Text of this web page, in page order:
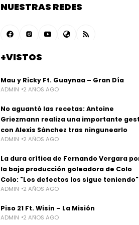
NUESTRAS REDES
+VISTOS
Mau y Ricky Ft. Guaynaa – Gran Día
ADMIN 2 AÑOS AGO
No aguantó las recetas: Antoine
Griezmann realiza una importante
con Alexis Sánchez tras ningunearlo
ADMIN 2 AÑOS AGO
La dura crítica de Fernando Vergara
la baja producción goleadora de Colo
Colo: "Los defectos los sigue teniendo"
ADMIN 2 AÑOS AGO
Piso 21 Ft. Wisin – La Misión
ADMIN 2 AÑOS AGO